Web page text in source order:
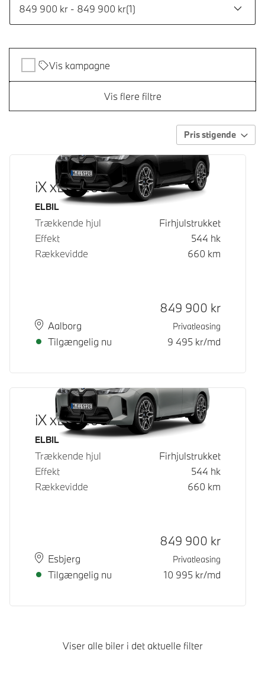
849 900 kr - 849 900 kr(1)
Vis kampagne
Vis flere filtre
Pris stigende
iX xDrive60
Brændstof
ELBIL
Trækkende hjul
Firhjulstrukket
Effekt
544 hk
Rækkevidde
660 km
StedAalborg
Leveringstid
Tilgængelig nu
Kontantpris
849 900 kr
Privatleasing
9 495 kr/md
iX xDrive60
Brændstof
ELBIL
Trækkende hjul
Firhjulstrukket
Effekt
544 hk
Rækkevidde
660 km
StedEsbjerg
Leveringstid
Tilgængelig nu
Kontantpris
849 900 kr
Privatleasing
10 995 kr/md
Viser alle biler i det aktuelle filter